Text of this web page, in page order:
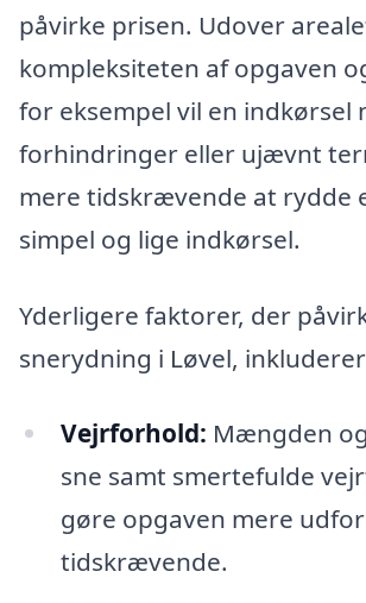
påvirke prisen. Udover
kompleksiteten af opgaven
for eksempel vil en indkørsel
forhindringer eller ujævnt
mere tidskrævende at rydde
simpel og lige indkørsel.
Yderligere faktorer, der
snerydning i Løvel,
Vejrforhold: Mængden
sne samt smertefulde
gøre opgaven mere
tidskrævende.